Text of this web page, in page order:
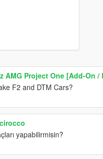
AMG Project One [Add-On /
F2 and DTM Cars?
yapabilirmisin?